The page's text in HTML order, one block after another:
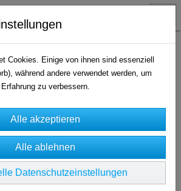
Cookies. Einige von ihnen sind essenziell
während andere verwendet werden, um
zu verbessern.
Datenschutzeinstellungen